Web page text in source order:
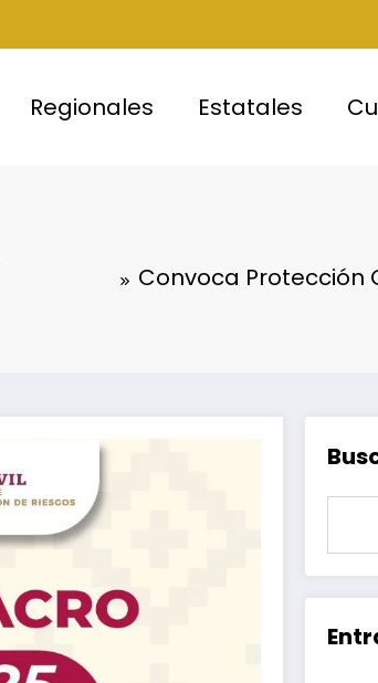
Regionales Estatales
Convoca Protección